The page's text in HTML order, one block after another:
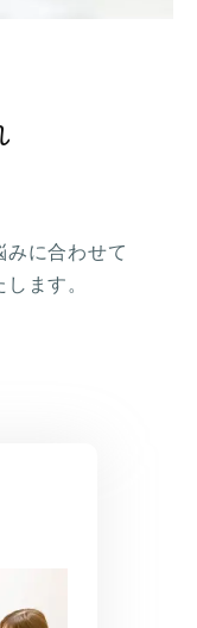
みに合わせて
ます。